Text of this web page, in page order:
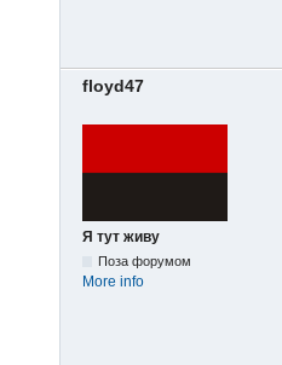
floyd47
Я тут живу
Поза форумом
More info